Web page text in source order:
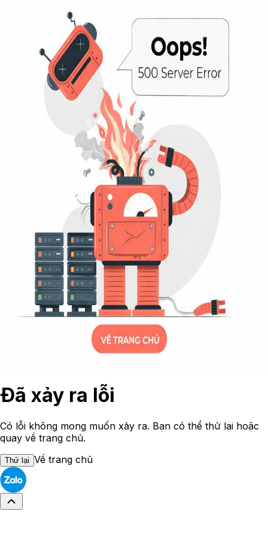
Đã xảy ra lỗi
Có lỗi không mong muốn xảy ra. Bạn có thể thử lại hoặc
quay về trang chủ.
Thử lại Về trang chủ